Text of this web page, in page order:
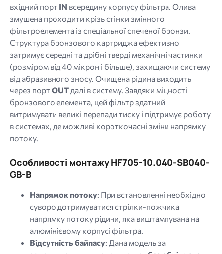
вхідний порт IN всередину корпусу фільтра. Олива
змушена проходити крізь стінки змінного
фільтроелемента із спеціальної спеченої бронзи.
Структура бронзового картриджа ефективно
затримує середні та дрібні тверді механічні частинки
(розміром від 40 мікрон і більше), захищаючи систему
від абразивного зносу. Очищена рідина виходить
через портOUT далі в систему. Завдяки міцності
бронзового елемента, цей фільтр здатний
витримувати великі перепади тиску і підтримує роботу
в системах, де можливі короткочасні зміни напрямку
потоку.
Особливості монтажу HF705-10.040-SB040-
GB-B
Напрямок потоку: При встановленні необхідно
суворо дотримуватися стрілки-пожчика
напрямку потоку рідини, яка виштампувана на
алюмінієвому корпусі фільтра.
Відсутність байпасу: Дана модель за